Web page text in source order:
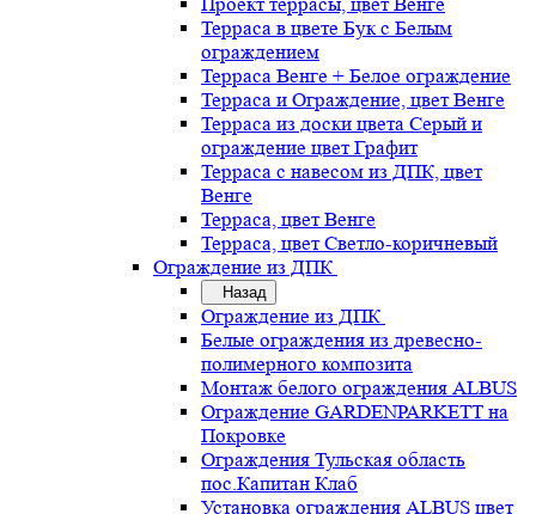
Терраса в цвете Бук с Белым
ограждением
Терраса Венге + Белое ограждение
Терраса и Ограждение, цвет Венге
Терраса из доски цвета Серый и
ограждение цвет Графит
Терраса с навесом из ДПК, цвет
Венге
Терраса, цвет Венге
Терраса, цвет Светло-коричневый
Ограждение из ДПК
Назад
Ограждение из ДПК
Белые ограждения из древесно-
полимерного композита
Монтаж белого ограждения ALBUS
Ограждение GARDENPARKETT на
Покровке
Ограждения Тульская область
пос.Капитан Клаб
Установка ограждения ALBUS цвет